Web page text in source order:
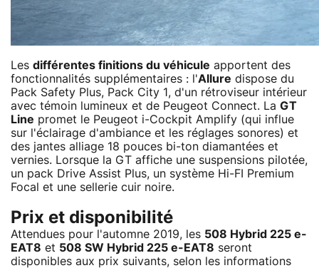
Les différentes finitions du véhicule apportent des
fonctionnalités supplémentaires : l'Allure dispose du
Pack Safety Plus, Pack City 1, d'un rétroviseur intérieur
avec témoin lumineux et de Peugeot Connect. La GT
Line promet le Peugeot i-Cockpit Amplify (qui influe
sur l'éclairage d'ambiance et les réglages sonores) et
des jantes alliage 18 pouces bi-ton diamantées et
vernies. Lorsque la GT affiche une suspensions pilotée,
un pack Drive Assist Plus, un système Hi-FI Premium
Focal et une sellerie cuir noire.
Prix et disponibilité
Attendues pour l'automne 2019, les 508 Hybrid 225 e-
EAT8 et 508 SW Hybrid 225 e-EAT8 seront
disponibles aux prix suivants, selon les informations